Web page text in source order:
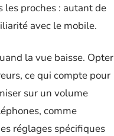
les proches : autant de
avec le mobile.
la vue baisse. Opter
ce qui compte pour
sur un volume
comme
réglages spécifiques